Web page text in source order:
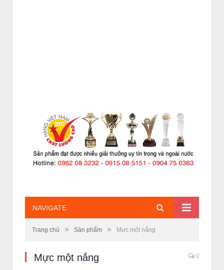
NAVIGATE
Trang chủ » Sản phẩm » Mực một nắng
Mực một nắng 0